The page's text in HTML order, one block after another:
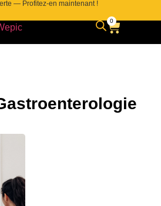
— Profitez-en maintenant !
0